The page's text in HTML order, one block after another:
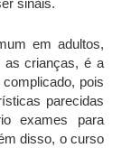
em adultos,
as crianças, é a
pois
parecidas
exames para
disso, o curso